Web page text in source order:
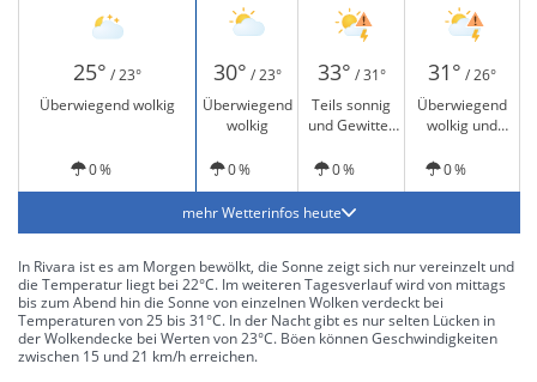
25° / 23° 30° / 23° 33° / 31° 31° / 26°
Überwiegend wolkig
Überwiegend
wolkig
Teils sonnig
und Gewitter
Überwiegend
wolkig und
0 %
0 % 0 % 0 %
mehr Wetterinfos heute
In Rivara ist es am Morgen bewölkt, die Sonne zeigt sich nur vereinzelt und
die Temperatur liegt bei 22°C. Im weiteren Tagesverlauf wird von mittags
bis zum Abend hin die Sonne von einzelnen Wolken verdeckt bei
Temperaturen von 25 bis 31°C. In der Nacht gibt es nur selten Lücken in
der Wolkendecke bei Werten von 23°C. Böen können Geschwindigkeiten
zwischen 15 und 21 km/h erreichen.